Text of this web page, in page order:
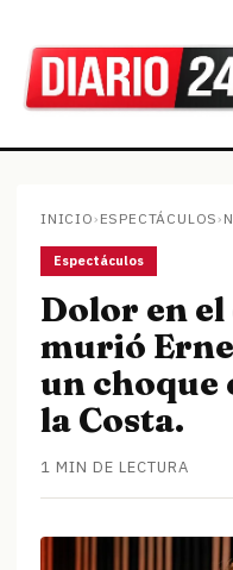
INICIO› ESPECTÁCULOS›
Espectáculos
Dolor en
murió
un choque
la Costa.
1 MIN DE LECTURA